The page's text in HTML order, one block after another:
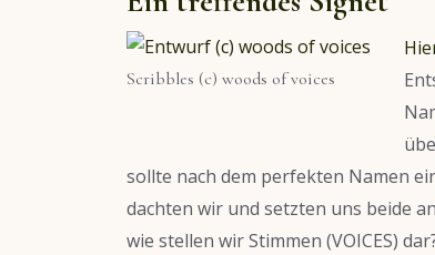
Scribbles (c) woods of voices
sollte nach dem perfekten Namen
dachten wir und setzten uns beide
wie stellen wir Stimmen (VOICES)